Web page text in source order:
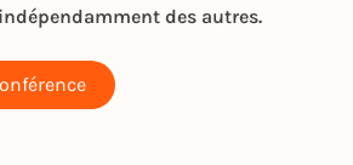
des autres.